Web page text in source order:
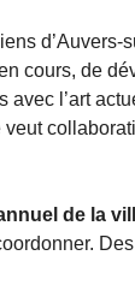
d’Auvers-
cours, de
l’art
de la